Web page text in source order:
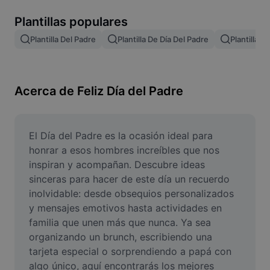
Image merge
Resize Image
Meme Generator
AI Text Remover
AI People Remover
AI Inpainting
Face Cutout
Plantillas populares
Plantilla Del Padre Plantilla De Día Del Padre Plantilla
Acerca de Feliz Día del Padre
El Día del Padre es la ocasión ideal para
honrar a esos hombres increíbles que nos
inspiran y acompañan. Descubre ideas
sinceras para hacer de este día un recuerdo
inolvidable: desde obsequios personalizados
y mensajes emotivos hasta actividades en
familia que unen más que nunca. Ya sea
organizando un brunch, escribiendo una
tarjeta especial o sorprendiendo a papá con
algo único, aquí encontrarás los mejores